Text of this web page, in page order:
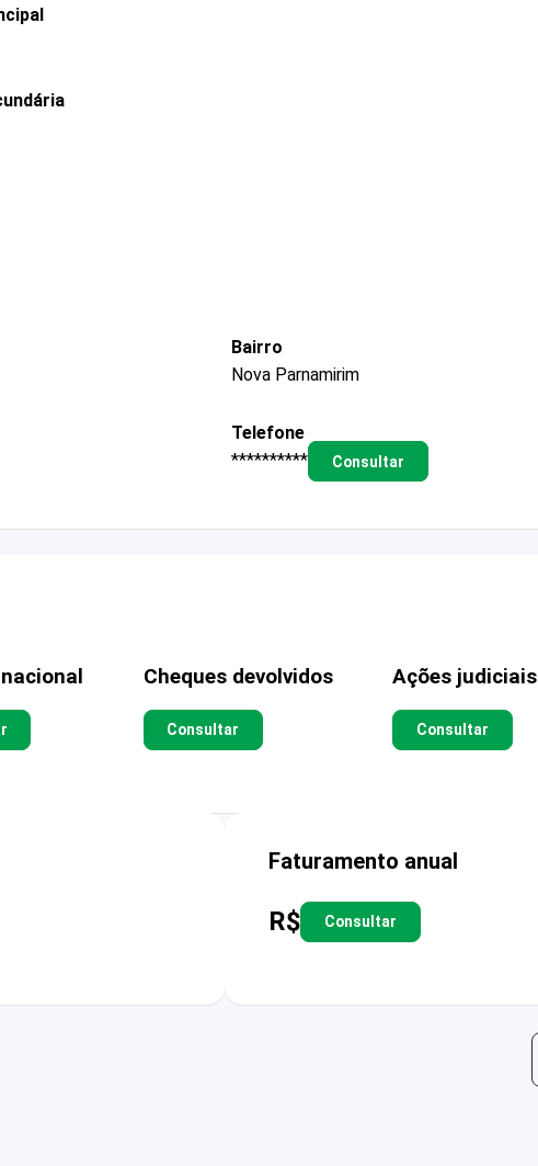
Bairro
Nova Parnamirim
Telefone
**********
Consultar
Cheques devolvidos
Consultar
Ações judiciais
Consultar
Faturamento anual
R$ Consultar